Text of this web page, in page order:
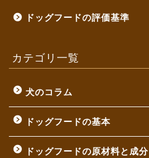
ドッグフードの評価基準
カテゴリ一覧
犬のコラム
ドッグフードの基本
ドッグフードの原材料と成分